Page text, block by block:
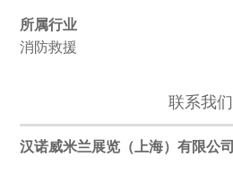
所属行业
消防救援
联系我们
汉诺威米兰展览（上海）有限公司